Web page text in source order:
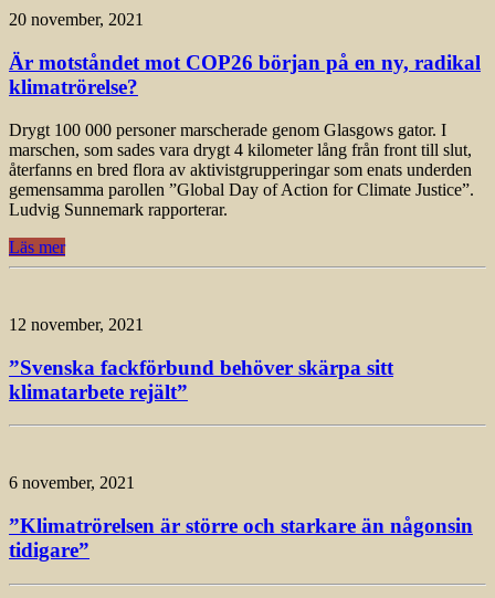
20 november, 2021
Är motståndet mot COP26 början på en ny, radikal
klimatrörelse?
Drygt 100 000 personer marscherade genom Glasgows gator. I
marschen, som sades vara drygt 4 kilometer lång från front till slut,
återfanns en bred flora av aktivistgrupperingar som enats underden
gemensamma parollen ”Global Day of Action for Climate Justice”.
Ludvig Sunnemark rapporterar.
Läs mer
12 november, 2021
”Svenska fackförbund behöver skärpa sitt
klimatarbete rejält”
6 november, 2021
”Klimatrörelsen är större och starkare än någonsin
tidigare”